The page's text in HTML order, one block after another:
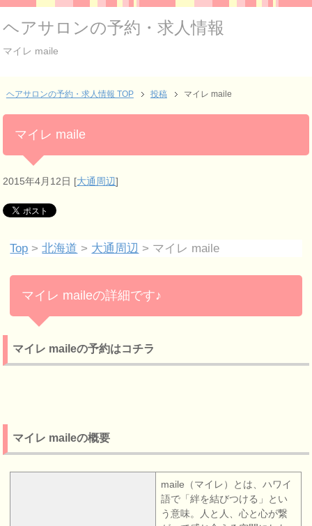
ヘアサロンの予約・求人情報
マイレ maile
ヘアサロンの予約・求人情報 TOP 投稿 マイレ maile
マイレ maile
2015年4月12日 [大通周辺]
Top >北海道 > 大通周辺 > マイレ maile
マイレ maileの詳細です♪
マイレ maileの予約はコチラ
マイレ maileの概要
maile（マイレ）とは、ハワイ
語で「絆を結びつける」とい
う意味。人と人、心と心が繋